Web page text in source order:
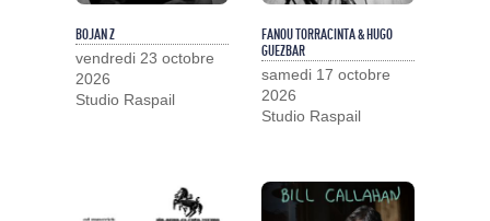
BOJAN Z
vendredi 23 octobre
2026
Studio Raspail
FANOU TORRACINTA & HUGO
GUEZBAR
samedi 17 octobre
2026
Studio Raspail